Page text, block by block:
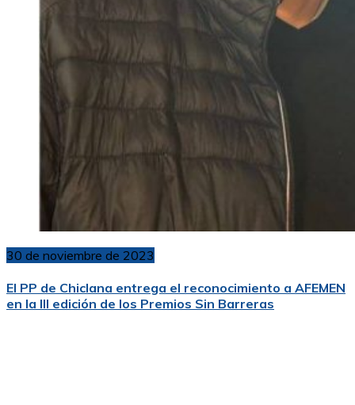
30 de noviembre de 2023
El PP de Chiclana entrega el reconocimiento a AFEMEN
en la III edición de los Premios Sin Barreras